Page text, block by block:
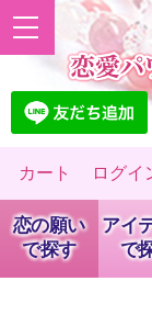
カート ログイ
恋の願い
で探す
アイ
で